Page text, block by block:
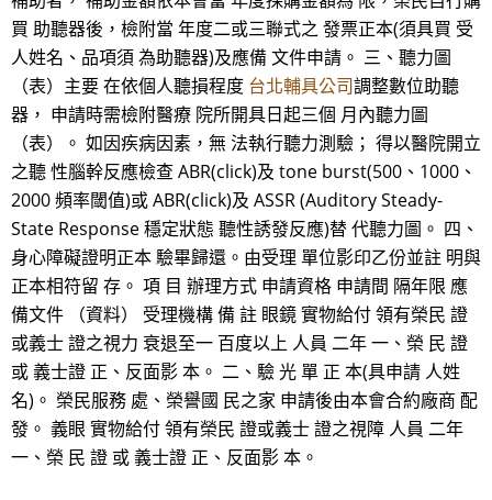
買 助聽器後，檢附當 年度二或三聯式之 發票正本(須具買 受
人姓名、品項須 為助聽器)及應備 文件申請。 三、聽力圖
（表）主要 在依個人聽損程度 台北輔具公司調整數位助聽
器， 申請時需檢附醫療 院所開具日起三個 月內聽力圖
（表）。 如因疾病因素，無 法執行聽力測驗； 得以醫院開立
之聽 性腦幹反應檢查 ABR(click)及 tone burst(500、1000、
2000 頻率閾值)或 ABR(click)及 ASSR (Auditory Steady-
State Response 穩定狀態 聽性誘發反應)替 代聽力圖。 四、
身心障礙證明正本 驗畢歸還。由受理 單位影印乙份並註 明與
正本相符留 存。 項 目 辦理方式 申請資格 申請間 隔年限 應
備文件 （資料） 受理機構 備 註 眼鏡 實物給付 領有榮民 證
或義士 證之視力 衰退至一 百度以上 人員 二年 一、榮 民 證
或 義士證 正、反面影 本。 二、驗 光 單 正 本(具申請 人姓
名)。 榮民服務 處、榮譽國 民之家 申請後由本會合約廠商 配
發。 義眼 實物給付 領有榮民 證或義士 證之視障 人員 二年
一、榮 民 證 或 義士證 正、反面影 本。